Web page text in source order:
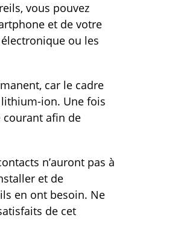
vous pouvez
et de votre
ou les
car le cadre
ion. Une fois
courant afin de
n’auront pas à
et de
en ont besoin. Ne
de cet